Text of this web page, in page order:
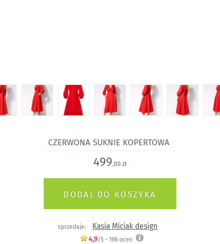
Czerwona suknie kopertowa
499,00 zł
sprzedaje: Kasia Miciak design
4,9/5 - 198 ocen